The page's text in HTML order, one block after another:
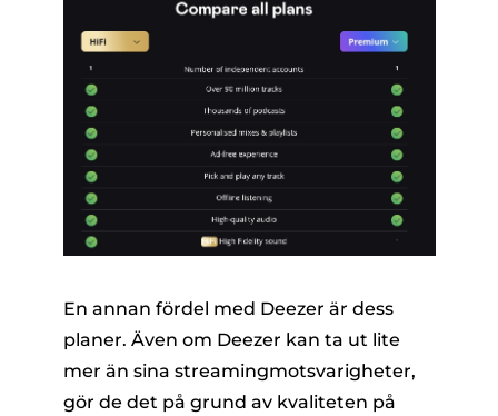
En annan fördel med Deezer är dess
planer. Även om Deezer kan ta ut lite
mer än sina streamingmotsvarigheter,
gör de det på grund av kvaliteten på